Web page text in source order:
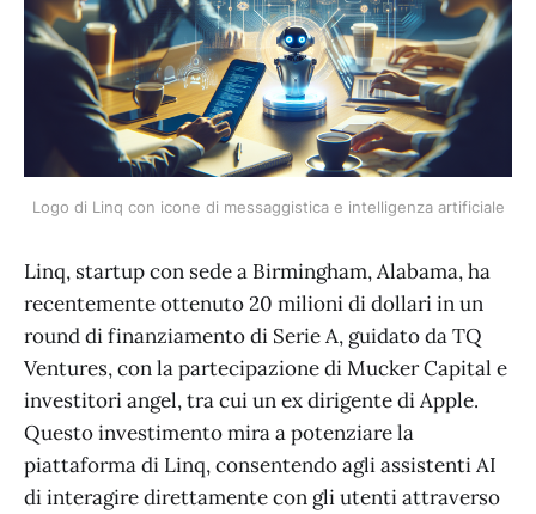
Logo di Linq con icone di messaggistica e intelligenza artificiale
Linq, startup con sede a Birmingham, Alabama, ha
recentemente ottenuto 20 milioni di dollari in un
round di finanziamento di Serie A, guidato da TQ
Ventures, con la partecipazione di Mucker Capital e
investitori angel, tra cui un ex dirigente di Apple.
Questo investimento mira a potenziare la
piattaforma di Linq, consentendo agli assistenti AI
di interagire direttamente con gli utenti attraverso